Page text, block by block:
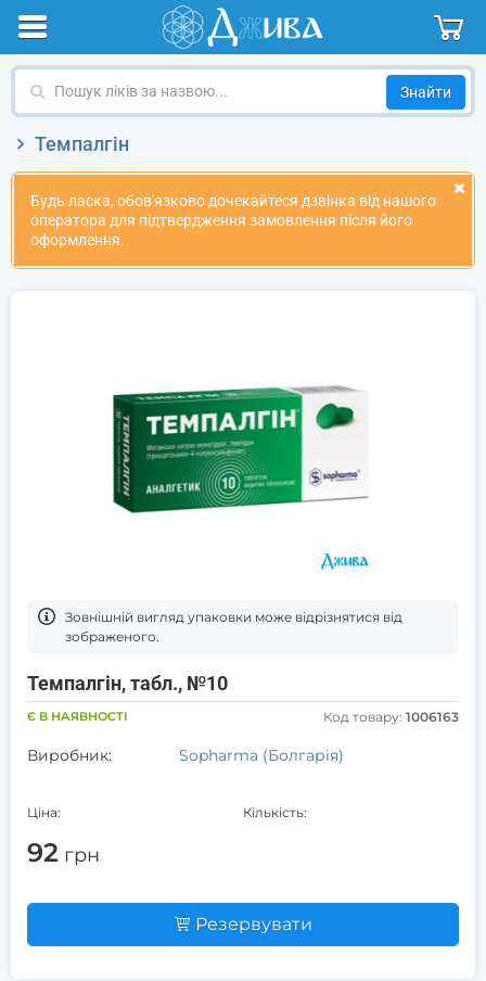
Пошук
назвою
Темпалгін
Будь ласка, обов'язково дочекайтеся дзвінка від нашого
оператора для підтвердження замовлення після його
оформлення.
Зовнішній вигляд упаковки може відрізнятися від
зображеного.
Темпалгін, табл., №10
Є В НАЯВНОСТІ Код товару: 1006163
Виробник: Sopharma (Болгарія)
Ціна:
92 грн
Кількість:
Резервувати